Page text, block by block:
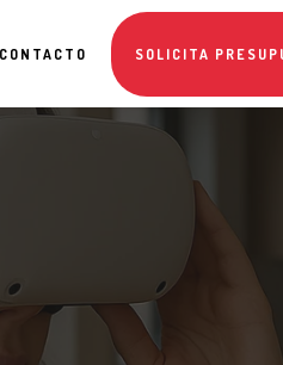
CONTACTO SOLICITA